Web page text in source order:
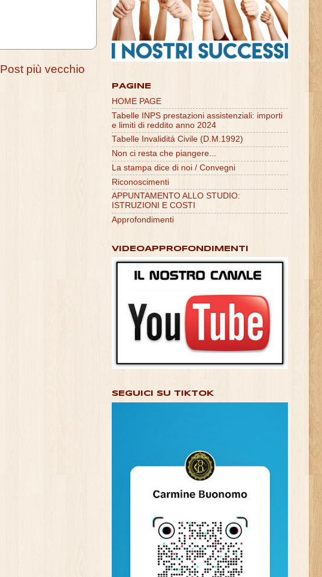
Post più vecchio
PAGINE
HOME PAGE
Tabelle INPS prestazioni assistenziali: importi
e limiti di reddito anno 2024
Tabelle Invaliditá Civile (D.M.1992)
Non ci resta che piangere...
La stampa dice di noi / Convegni
Riconoscimenti
APPUNTAMENTO ALLO STUDIO:
ISTRUZIONI E COSTI
Approfondimenti
VIDEOAPPROFONDIMENTI
SEGUICI SU TIKTOK